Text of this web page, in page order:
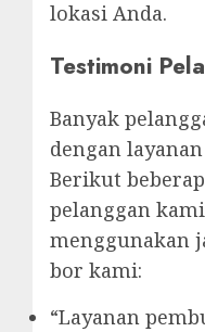
lokasi Anda.
Testimoni
Banyak
dengan
Berikut
pelanggan
menggunakan
bor kami:
“Layanan